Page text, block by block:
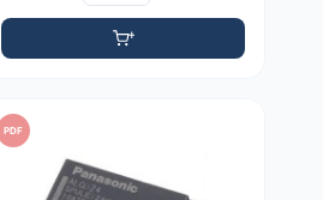
PDF